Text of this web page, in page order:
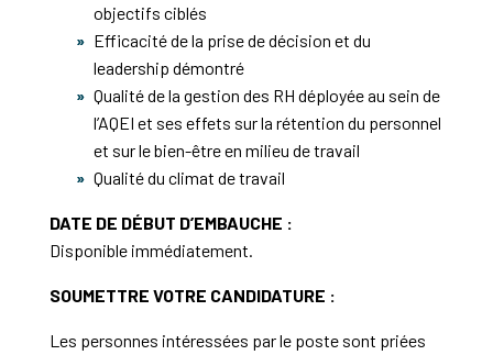
objectifs ciblés
Efficacité de la prise de décision et du
leadership démontré
Qualité de la gestion des RH déployée au sein de
l’AQEI et ses effets sur la rétention du personnel
et sur le bien-être en milieu de travail
Qualité du climat de travail
DATE DE DÉBUT D’EMBAUCHE :
Disponible immédiatement.
SOUMETTRE VOTRE CANDIDATURE :
Les personnes intéressées par le poste sont priées